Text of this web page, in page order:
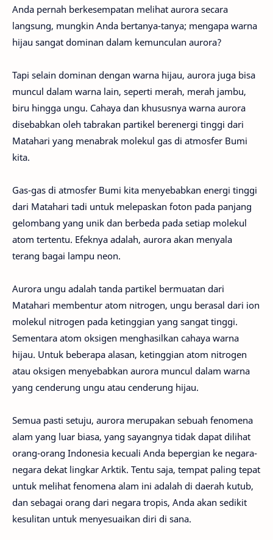
Anda pernah berkesempatan melihat aurora secara
langsung, mungkin Anda bertanya-tanya; mengapa warna
hijau sangat dominan dalam kemunculan aurora?
Tapi selain dominan dengan warna hijau, aurora juga bisa
muncul dalam warna lain, seperti merah, merah jambu,
biru hingga ungu. Cahaya dan khususnya warna aurora
disebabkan oleh tabrakan partikel berenergi tinggi dari
Matahari yang menabrak molekul gas di atmosfer Bumi
kita.
Gas-gas di atmosfer Bumi kita menyebabkan energi tinggi
dari Matahari tadi untuk melepaskan foton pada panjang
gelombang yang unik dan berbeda pada setiap molekul
atom tertentu. Efeknya adalah, aurora akan menyala
terang bagai lampu neon.
Aurora ungu adalah tanda partikel bermuatan dari
Matahari membentur atom nitrogen, ungu berasal dari ion
molekul nitrogen pada ketinggian yang sangat tinggi.
Sementara atom oksigen menghasilkan cahaya warna
hijau. Untuk beberapa alasan, ketinggian atom nitrogen
atau oksigen menyebabkan aurora muncul dalam warna
yang cenderung ungu atau cenderung hijau.
Semua pasti setuju, aurora merupakan sebuah fenomena
alam yang luar biasa, yang sayangnya tidak dapat dilihat
orang-orang Indonesia kecuali Anda bepergian ke negara-
negara dekat lingkar Arktik. Tentu saja, tempat paling tepat
untuk melihat fenomena alam ini adalah di daerah kutub,
dan sebagai orang dari negara tropis, Anda akan sedikit
kesulitan untuk menyesuaikan diri di sana.